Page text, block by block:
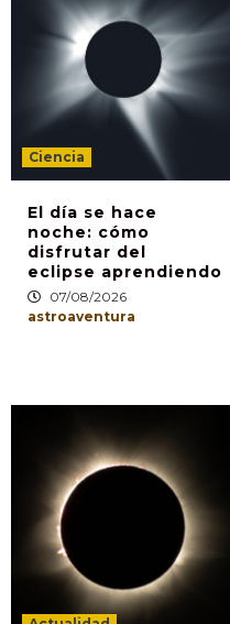
Ciencia
El día se hace
noche: cómo
disfrutar del
eclipse aprendiendo
07/08/2026
astroaventura